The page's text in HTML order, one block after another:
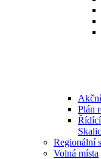
Plán
Řídící
Regionální
Volná místa